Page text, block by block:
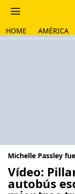
HOME AMÉRICA
Michelle Passley
Vídeo:
autobús